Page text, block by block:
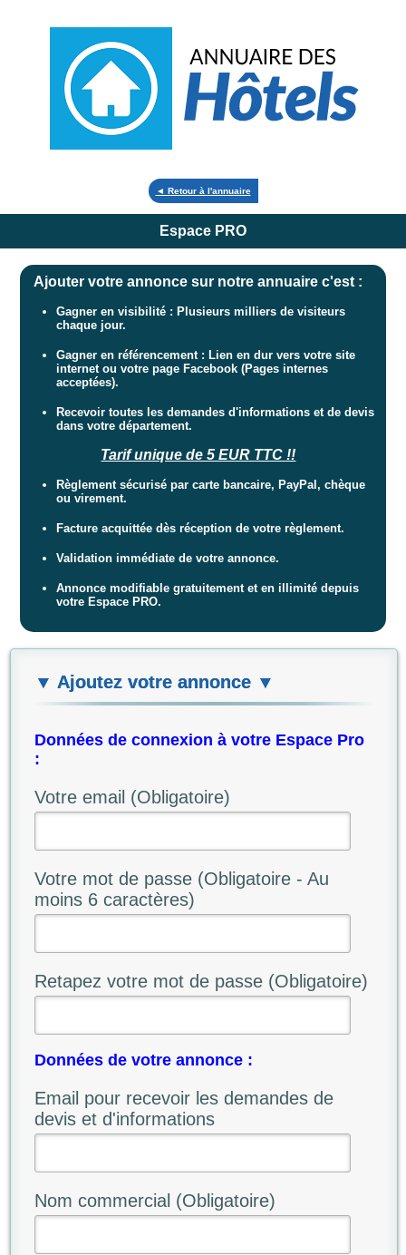
◄ Retour à l'annuaire
Espace PRO
Ajouter votre annonce sur notre annuaire c'est :
Gagner en visibilité : Plusieurs milliers de visiteurs
chaque jour.
Gagner en référencement : Lien en dur vers votre site
internet ou votre page Facebook (Pages internes
acceptées).
Recevoir toutes les demandes d'informations et de devis
dans votre département.
Tarif unique de 5 EUR TTC !!
Règlement sécurisé par carte bancaire, PayPal, chèque
ou virement.
Facture acquittée dès réception de votre règlement.
Validation immédiate de votre annonce.
Annonce modifiable gratuitement et en illimité depuis
votre Espace PRO.
▼ Ajoutez votre annonce ▼
Données de connexion à votre Espace Pro
:
Votre email (Obligatoire)
Votre mot de passe (Obligatoire - Au
moins 6 caractères)
Retapez votre mot de passe (Obligatoire)
Données de votre annonce :
Email pour recevoir les demandes de
devis et d'informations
Nom commercial (Obligatoire)